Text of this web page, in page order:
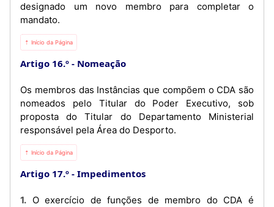
designado um novo membro para completar o
mandato.
⇡ Início da Página
Artigo 16.º Nomeação
Os membros das Instâncias que compõem o CDA são
nomeados pelo Titular do Poder Executivo, sob
proposta do Titular do Departamento Ministerial
responsável pela Área do Desporto.
⇡ Início da Página
Artigo 17.º Impedimentos
1. O exercício de funções de membro do CDA é